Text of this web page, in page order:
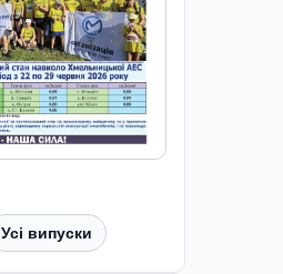
Усі випуски